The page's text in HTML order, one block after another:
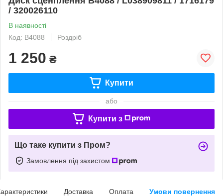
/ 320026110
В наявності
Код: B4088
Роздріб
1 250 ₴
Купити
або
Купити з
Що таке купити з Пром?
Замовлення під захистом
Доставка Оплата Умови повернення